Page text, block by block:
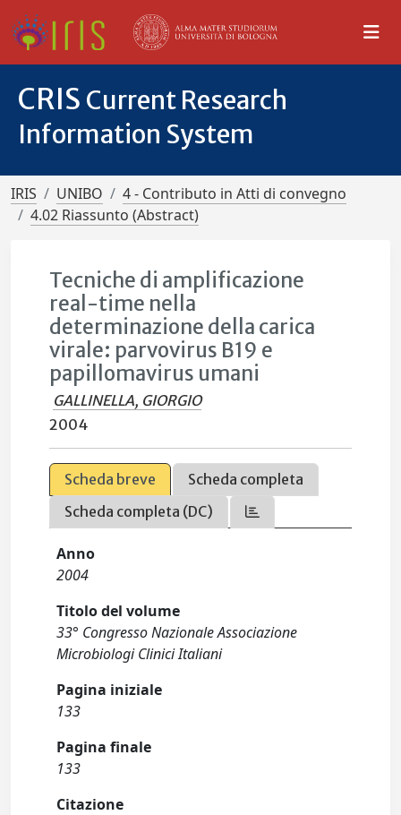
CRIS Current Research
Information System
IRIS UNIBO
4 - Contributo in Atti di convegno
4.02 Riassunto (Abstract)
Tecniche di amplificazione
real-time nella
determinazione della carica
virale: parvovirus B19 e
papillomavirus umani
GALLINELLA, GIORGIO
2004
Scheda breve
Scheda completa
Scheda completa (DC)
Anno
2004
Titolo del volume
33° Congresso Nazionale Associazione
Microbiologi Clinici Italiani
Pagina iniziale
133
Pagina finale
133
Citazione